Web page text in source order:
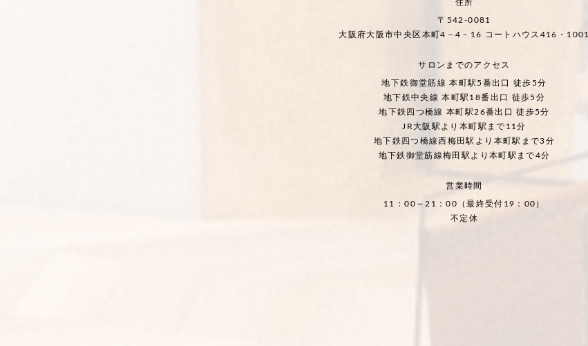
住所
〒542-0081
大阪府大阪市中央区本町4－4－16 コートハウス416・1001
サロンまでのアクセス
地下鉄御堂筋線 本町駅5番出口 徒歩5分
地下鉄中央線 本町駅18番出口 徒歩5分
地下鉄四つ橋線 本町駅26番出口 徒歩5分
JR大阪駅より本町駅まで11分
地下鉄四つ橋線西梅田駅より本町駅まで3分
地下鉄御堂筋線梅田駅より本町駅まで4分
営業時間
11：00～21：00（最終受付19：00）
不定休